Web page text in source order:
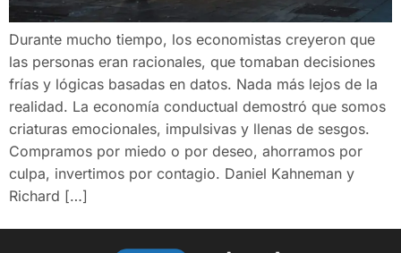
Durante mucho tiempo, los economistas creyeron que
las personas eran racionales, que tomaban decisiones
frías y lógicas basadas en datos. Nada más lejos de la
realidad. La economía conductual demostró que somos
criaturas emocionales, impulsivas y llenas de sesgos.
Compramos por miedo o por deseo, ahorramos por
culpa, invertimos por contagio. Daniel Kahneman y
Richard […]